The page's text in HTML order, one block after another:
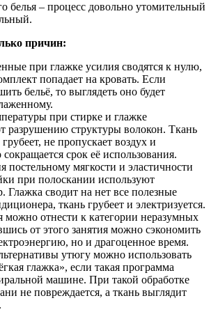
белья – процесс довольно утомительный
причин:
при глажке усилия сводятся к нулю,
попадает на кровать. Если
бельё, то выглядеть оно будет
при стирке и глажке
разрушению структуры волокон. Ткань
грубеет, не пропускает воздух и
срок её использования.
постельному мягкости и эластичности
при полоскании используют
Глажка сводит на нет все полезные
ткань грубеет и электризуется.
можно отнести к категории неразумных
от этого занятия можно сэкономить
но и драгоценное время.
утюгу можно использовать
глажка», если такая программа
машине. При такой обработке
не повреждается, а ткань выглядит